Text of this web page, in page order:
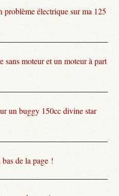
problème électrique sur ma 125
sans moteur et un moteur à part
un buggy 150cc divine star
de la page !